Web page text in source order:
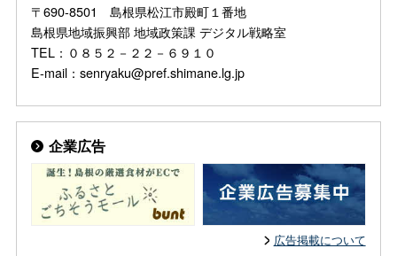
〒690-8501 島根県松江市殿町１番地
島根県地域振興部 地域政策課 デジタル戦略室
TEL：０８５２－２２－６９１０
E-mail：senryaku@pref.shimane.lg.jp
企業広告
広告掲載について